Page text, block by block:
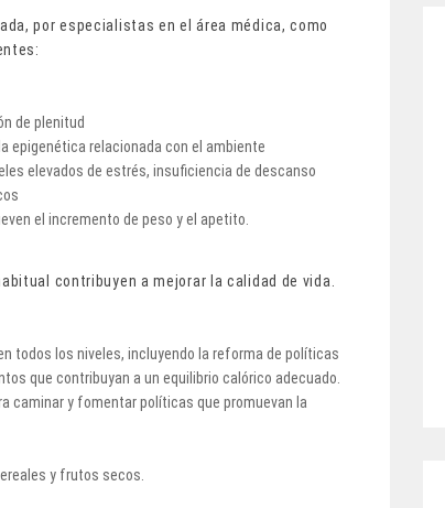
por especialistas en el área médica, como
de plenitud
epigenética relacionada con el ambiente
elevados de estrés, insuficiencia de descanso
el incremento de peso y el apetito.
contribuyen a mejorar la calidad de vida.
todos los niveles, incluyendo la reforma de políticas
que contribuyan a un equilibrio calórico adecuado.
caminar y fomentar políticas que promuevan la
y frutos secos.